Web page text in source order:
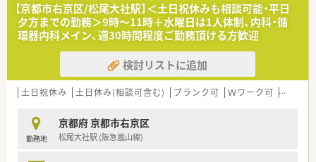
【京都市右京区/松尾大社駅】＜土日祝休みも相談可能・平日
夕方までの勤務＞9時～11時＋水曜日は1人体制、内科・循
環器内科メイン、週30時間程度ご勤務頂ける方歓迎
検討リストに追加
土日祝休み 土日休み(相談可含む) ブランク可 Ｗワーク可 残業な
勤務地
京都府 京都市右京区
松尾大社駅 (阪急嵐山線)